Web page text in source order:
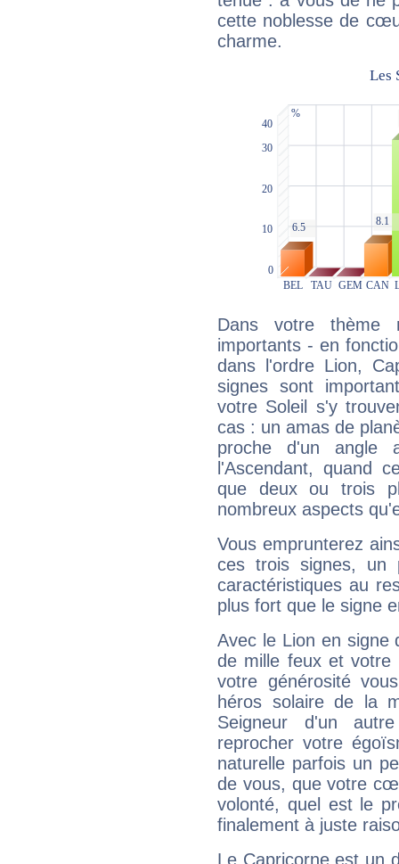
cette noblesse de
charme.
Dans votre thème
importants - en
dans l'ordre Lion,
signes sont
votre Soleil s'y
cas : un amas de
proche d'un
l'Ascendant, quand
que deux ou trois
nombreux aspects
Vous emprunterez
ces trois signes, un
caractéristiques au
plus fort que le signe
Avec le Lion en signe
de mille feux et votre
votre générosité
héros solaire de la
Seigneur d'un
reprocher votre
naturelle parfois un
de vous, que votre
volonté, quel est le
finalement à juste
Le Capricorne est un